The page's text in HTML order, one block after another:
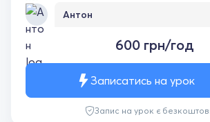
Антон
мережевому просторі.
в рекомендації допомагають
ефективно
з величезним
до діла. Щиро вдячний за
600 грн/год
Запис на урок є
Записатись на урок